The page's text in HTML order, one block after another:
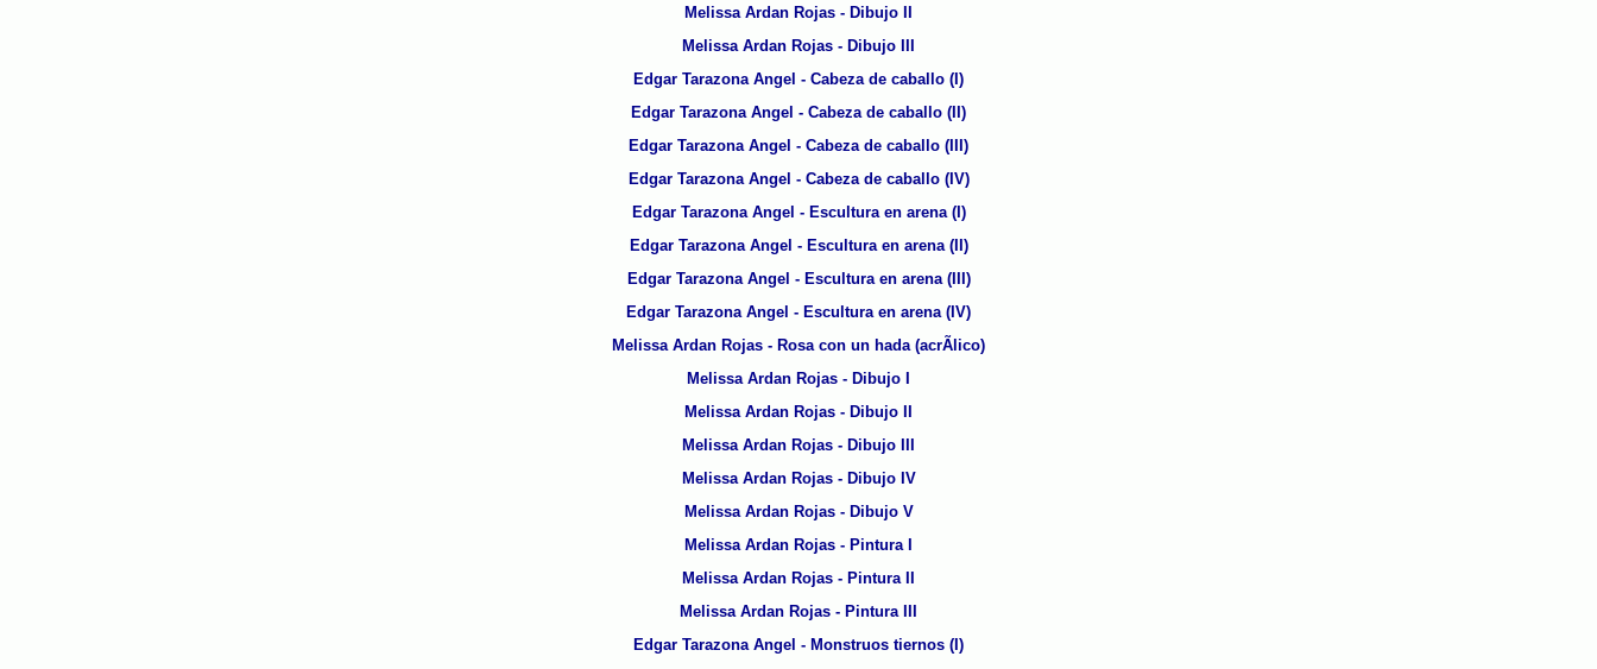
Melissa Ardan Rojas - Dibujo II
Melissa Ardan Rojas - Dibujo III
Edgar Tarazona Angel - Cabeza de caballo (I)
Edgar Tarazona Angel - Cabeza de caballo (II)
Edgar Tarazona Angel - Cabeza de caballo (III)
Edgar Tarazona Angel - Cabeza de caballo (IV)
Edgar Tarazona Angel - Escultura en arena (I)
Edgar Tarazona Angel - Escultura en arena (II)
Edgar Tarazona Angel - Escultura en arena (III)
Edgar Tarazona Angel - Escultura en arena (IV)
Melissa Ardan Rojas - Rosa con un hada (acrÃ­lico)
Melissa Ardan Rojas - Dibujo I
Melissa Ardan Rojas - Dibujo II
Melissa Ardan Rojas - Dibujo III
Melissa Ardan Rojas - Dibujo IV
Melissa Ardan Rojas - Dibujo V
Melissa Ardan Rojas - Pintura I
Melissa Ardan Rojas - Pintura II
Melissa Ardan Rojas - Pintura III
Edgar Tarazona Angel - Monstruos tiernos (I)